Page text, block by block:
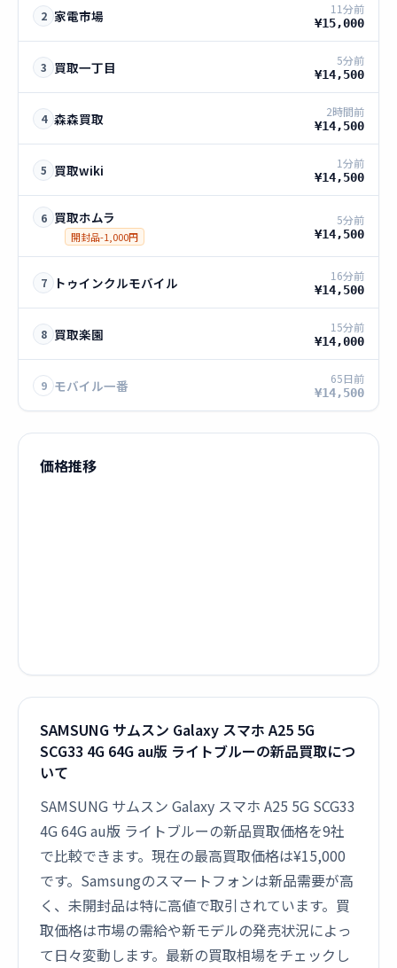
2 家電市場 11分前
¥15,000
3 買取一丁目 5分前
¥14,500
4 森森買取 2時間前
¥14,500
5 買取wiki 1分前
¥14,500
6 買取ホムラ
開封品-1,000円
5分前
¥14,500
7 トゥインクルモバイル 16分前
¥14,500
8 買取楽園 15分前
¥14,000
9 モバイル一番 65日前
¥14,500
価格推移
SAMSUNG サムスン Galaxy スマホ A25 5G
SCG33 4G 64G au版 ライトブルーの新品買取につ
いて
SAMSUNG サムスン Galaxy スマホ A25 5G SCG33
4G 64G au版 ライトブルーの新品買取価格を9社
で比較できます。現在の最高買取価格は¥15,000
です。Samsungのスマートフォンは新品需要が高
く、未開封品は特に高値で取引されています。買
取価格は市場の需給や新モデルの発売状況によっ
て日々変動します。最新の買取相場をチェックし